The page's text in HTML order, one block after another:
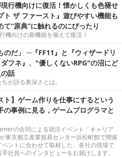
行機向けに復活！懐かしくも色褪せ
ト ザ ファースト』遊びやすい機能も
て“原典”に触れるのにぴったり
機向けの新機能を備えて復活！
のだ」 ─『FF11』と『ウィザードリ
フネ』、"優しくないRPG"の沼にど
話
が語る奥深さとは。
ト】ゲーム作りを仕事にするという
の事例に見る，ゲームプログラマと
の合同による就活イベント「キャリア
東京都立産業貿易センター浜松町館で開催
ントに合わせて取材した、各社の現場で
社員へのインタビューをお届けします。